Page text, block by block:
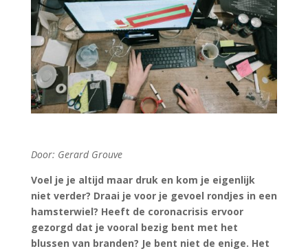
Door: Gerard Grouve
Voel je je altijd maar druk en kom je eigenlijk
niet verder? Draai je voor je gevoel rondjes in een
hamsterwiel? Heeft de coronacrisis ervoor
gezorgd dat je vooral bezig bent met het
blussen van branden? Je bent niet de enige. Het